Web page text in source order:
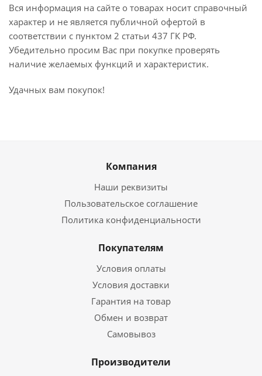
Вся информация на сайте о товарах носит справочный
характер и не является публичной офертой в
соответствии с пунктом 2 статьи 437 ГК РФ.
Убедительно просим Вас при покупке проверять
наличие желаемых функций и характеристик.
Удачных вам покупок!
Компания
Наши реквизиты
Пользовательское соглашение
Политика конфиденциальности
Покупателям
Условия оплаты
Условия доставки
Гарантия на товар
Обмен и возврат
Самовывоз
Производители